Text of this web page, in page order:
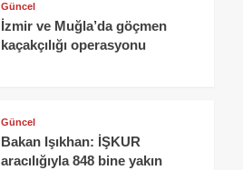
Güncel
İzmir ve Muğla’da göçmen
kaçakçılığı operasyonu
Güncel
Bakan Işıkhan: İŞKUR
aracılığıyla 848 bine yakın